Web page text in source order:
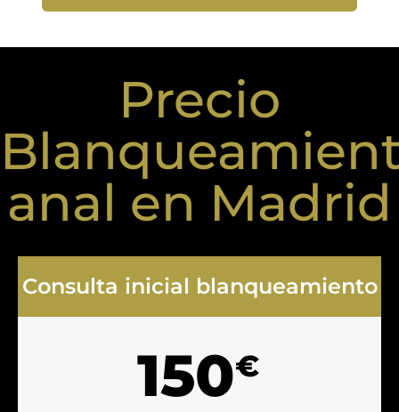
Precio
anal en Madrid
Consulta inicial blanqueamiento
150€